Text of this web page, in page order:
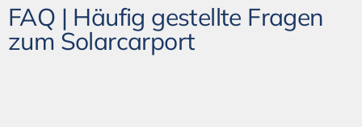
FAQ | Häufig gestellte Fragen
zum Solarcarport